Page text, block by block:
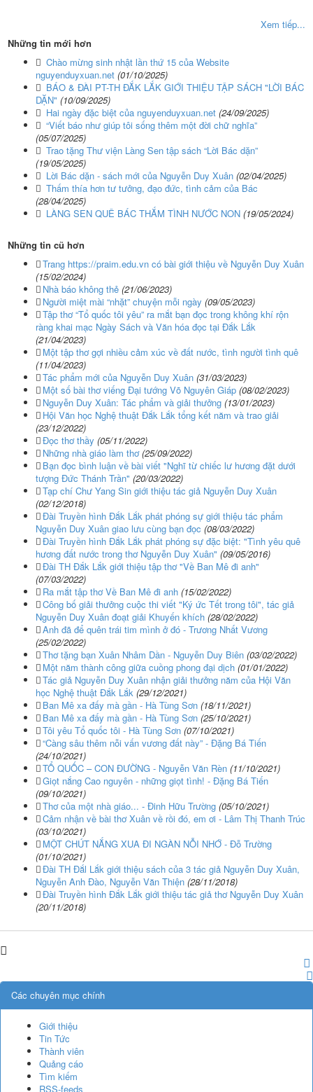
Xem tiếp...
Những tin mới hơn
Chào mừng sinh nhật lần thứ 15 của Website
nguyenduyxuan.net (01/10/2025)
BÁO & ĐÀI PT-TH ĐẮK LẮK GIỚI THIỆU TẬP SÁCH "LỜI BÁC
DẶN" (10/09/2025)
Hai ngày đặc biệt của nguyenduyxuan.net (24/09/2025)
“Viết báo như giúp tôi sống thêm một đời chữ nghĩa”
(05/07/2025)
Trao tặng Thư viện Làng Sen tập sách “Lời Bác dặn”
(19/05/2025)
Lời Bác dặn - sách mới của Nguyễn Duy Xuân (02/04/2025)
Thấm thía hơn tư tưởng, đạo đức, tình cảm của Bác
(28/04/2025)
LÀNG SEN QUÊ BÁC THẮM TÌNH NƯỚC NON (19/05/2024)
Những tin cũ hơn
Trang https://praim.edu.vn có bài giới thiệu về Nguyễn Duy Xuân
(15/02/2024)
Nhà báo không thẻ (21/06/2023)
Người miệt mài “nhặt” chuyện mỗi ngày (09/05/2023)
Tập thơ “Tổ quốc tôi yêu” ra mắt bạn đọc trong không khí rộn
ràng khai mạc Ngày Sách và Văn hóa đọc tại Đắk Lắk
(21/04/2023)
Một tập thơ gợi nhiều cảm xúc về đất nước, tình người tình quê
(11/04/2023)
Tác phẩm mới của Nguyễn Duy Xuân (31/03/2023)
Một số bài thơ viếng Đại tướng Võ Nguyên Giáp (08/02/2023)
Nguyễn Duy Xuân: Tác phẩm và giải thưởng (13/01/2023)
Hội Văn học Nghệ thuật Đắk Lắk tổng kết năm và trao giải
(23/12/2022)
Đọc thơ thầy (05/11/2022)
Những nhà giáo làm thơ (25/09/2022)
Bạn đọc bình luận về bài viết "Nghĩ từ chiếc lư hương đặt dưới
tượng Đức Thánh Trần" (20/03/2022)
Tạp chí Chư Yang Sin giới thiệu tác giả Nguyễn Duy Xuân
(02/12/2018)
Đài Truyền hình Đắk Lắk phát phóng sự giới thiệu tác phẩm
Nguyễn Duy Xuân giao lưu cùng bạn đọc (08/03/2022)
Đài Truyền hình Đắk Lắk phát phóng sự đặc biệt: "Tình yêu quê
hương đất nước trong thơ Nguyễn Duy Xuân" (09/05/2016)
Đài TH Đắk Lắk giới thiệu tập thơ "Về Ban Mê đi anh"
(07/03/2022)
Ra mắt tập thơ Về Ban Mê đi anh (15/02/2022)
Công bố giải thưởng cuộc thi viết "Ký ức Tết trong tôi", tác giả
Nguyễn Duy Xuân đoạt giải Khuyến khích (28/02/2022)
Anh đã để quên trái tim mình ở đó - Trương Nhất Vương
(25/02/2022)
Thơ tặng bạn Xuân Nhâm Dần - Nguyễn Duy Biên (03/02/2022)
Một năm thành công giữa cuồng phong đại dịch (01/01/2022)
Tác giả Nguyễn Duy Xuân nhận giải thưởng năm của Hội Văn
học Nghệ thuật Đắk Lắk (29/12/2021)
Ban Mê xa đấy mà gần - Hà Tùng Sơn (18/11/2021)
Ban Mê xa đấy mà gần - Hà Tùng Sơn (25/10/2021)
Tôi yêu Tổ quốc tôi - Hà Tùng Sơn (07/10/2021)
“Càng sâu thêm nỗi vấn vương đất này” - Đặng Bá Tiến
(24/10/2021)
TỔ QUỐC – CON ĐƯỜNG - Nguyễn Văn Rèn (11/10/2021)
Giọt nắng Cao nguyên - những giọt tình! - Đặng Bá Tiến
(09/10/2021)
Thơ của một nhà giáo... - Đinh Hữu Trường (05/10/2021)
Cảm nhận về bài thơ Xuân về rồi đó, em ơi - Lâm Thị Thanh Trúc
(03/10/2021)
MỘT CHÚT NẮNG XUA ĐI NGÀN NỖI NHỚ - Đỗ Trường
(01/10/2021)
Đài TH Đắl Lắk giới thiệu sách của 3 tác giả Nguyễn Duy Xuân,
Nguyễn Anh Đào, Nguyễn Văn Thiện (28/11/2018)
Đài Truyền hình Đắk Lắk giới thiệu tác giả thơ Nguyễn Duy Xuân
(20/11/2018)
Các chuyên mục chính
Giới thiệu
Tin Tức
Thành viên
Quảng cáo
Tìm kiếm
RSS-feeds